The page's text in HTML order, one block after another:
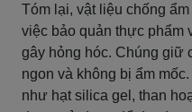
Tóm lại, vật liệu chống
việc bảo quản thực phẩm
gây hỏng hóc. Chúng giữ
ngon và không bị ẩm
như hạt silica gel, than